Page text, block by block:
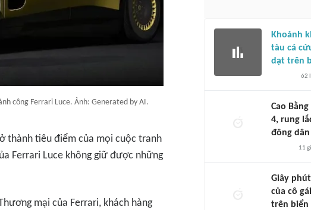
công Ferrari Luce. Ảnh: Generated by AI.
thành tiêu điểm của mọi cuộc tranh
Ferrari Luce không giữ được những
mại của Ferrari, khách hàng
Khoảnh
tàu cá
dạt trên
62
Cao
4, rung
đông
11
Giây
của cô
trên biển